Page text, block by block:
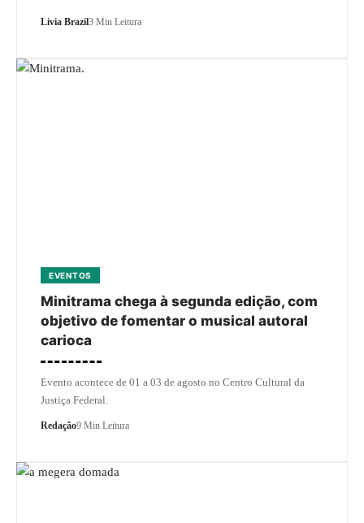
Livia Brazil3 Min Leitura
EVENTOS
Minitrama chega à segunda edição, com
objetivo de fomentar o musical autoral
carioca
Evento acontece de 01 a 03 de agosto no Centro Cultural da
Justiça Federal.
Redação9 Min Leitura